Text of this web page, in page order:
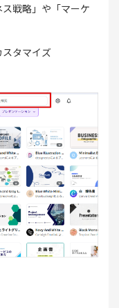
戦略」や「マーケ
タマイズ